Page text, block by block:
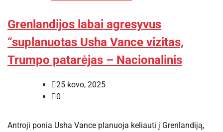
Grenlandijos labai agresyvus
“suplanuotas Usha Vance vizitas,
Trumpo patarėjas – Nacionalinis
25 kovo, 2025
0
Antroji ponia Usha Vance planuoja keliauti į Grenlandiją,